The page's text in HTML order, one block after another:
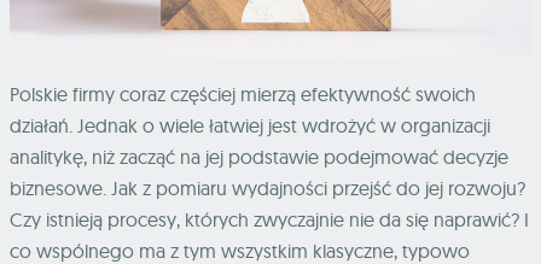
Polskie firmy coraz częściej mierzą efektywność swoich
działań. Jednak o wiele łatwiej jest wdrożyć w organizacji
analitykę, niż zacząć na jej podstawie podejmować decyzje
biznesowe. Jak z pomiaru wydajności przejść do jej rozwoju?
Czy istnieją procesy, których zwyczajnie nie da się naprawić? I
co wspólnego ma z tym wszystkim klasyczne, typowo